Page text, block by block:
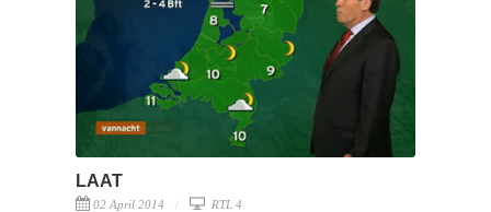
LAAT
02 April 2014 RTL 4